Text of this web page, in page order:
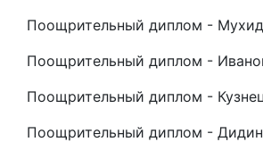
Поощрительный диплом -
Поощрительный диплом -
Поощрительный диплом -
Поощрительный диплом -